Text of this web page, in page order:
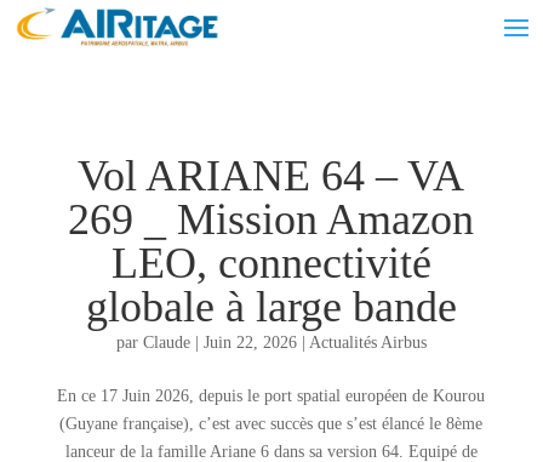
Vol ARIANE 64 – VA
269 _ Mission Amazon
LEO, connectivité
globale à large bande
par Claude| Juin 22, 2026| Actualités Airbus
En ce 17 Juin 2026, depuis le port spatial européen de Kourou
(Guyane française), c’est avec succès que s’est élancé le 8ème
lanceur de la famille Ariane 6 dans sa version 64. Equipé de